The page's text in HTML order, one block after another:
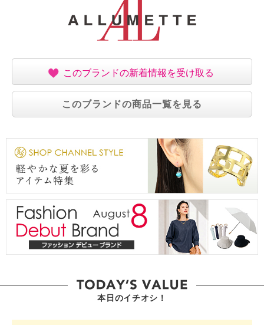
このブランドの新着情報を受け取る
このブランドの商品一覧を見る
本日のイチオシ！